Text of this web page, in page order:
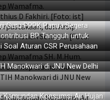
Guru PPPK Papua Segera
BP Tangguh untuk
Soal Aturan CSR Perusahaan
Manokwari di JNU New Delhi
Kamundan Konsumsi Air Hujan